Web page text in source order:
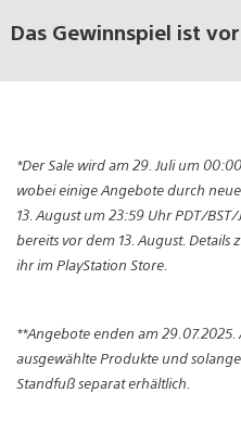
Das Gewinnspiel ist
*Der Sale wird am 29. Juli um
wobei einige Angebote durch
13. August um 23:59 Uhr PDT/
bereits vor dem 13. August.
ihr im PlayStation Store.
**Angebote enden am
ausgewählte Produkte und
Standfuß separat erhältlich.